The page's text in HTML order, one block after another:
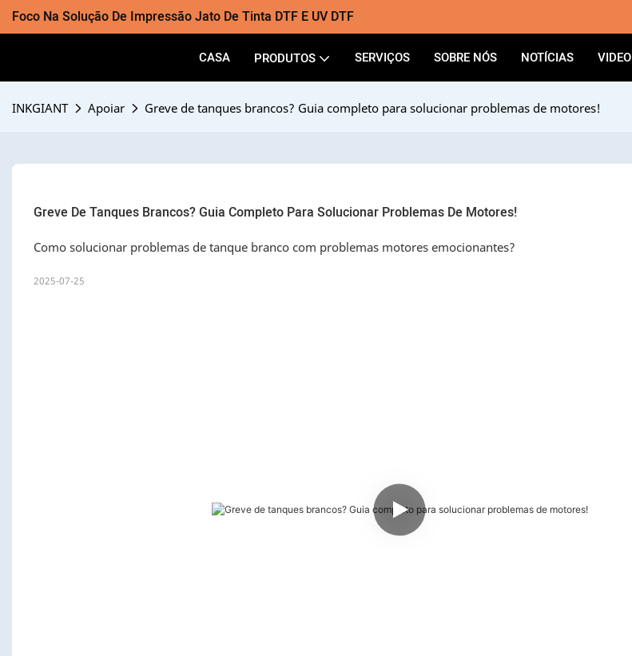
Foco Na Solução De Impressão Jato De Tinta DTF E UV DTF
CASA PRODUTOS SERVIÇOS SOBRE NÓS NOTÍCIAS VIDEO
INKGIANT Apoiar Greve de tanques brancos? Guia completo para solucionar problemas de motores!
Greve De Tanques Brancos? Guia Completo Para Solucionar Problemas De Motores!
Como solucionar problemas de tanque branco com problemas motores emocionantes?
2025-07-25